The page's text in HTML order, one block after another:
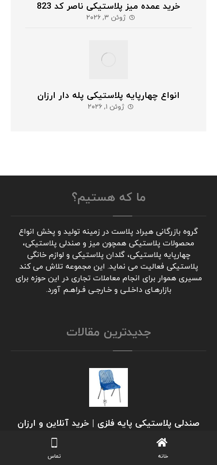
خرید عمده میز پلاستیکی ناصر کد 823
ژوئن ۳, ۲۰۲۶
انواع چهارپایه پلاستیکی پله دار ارزان
ژوئن ۱, ۲۰۲۶
ما که هستیم؟
گروه بازرگانی هیراد پلاست در زمینه تولید و پخش انواع
محصولات پلاستیکی همچون میز و صندلی پلاستیکی،
چهارپایه پلاستیکی، گلدان پلاستیکی و لوازم خانگی
پلاستیکی فعالیت می نماید. این مجموعه تلاش می کند
مسیری هموار برای انجام معاملات تجاری در این حوزه برای
بازارهـای داخـلـی و خـارجـی فـراهـم آورد.
جدیدترین مقالات
صندلی پلاستیکی پایه فلزی | خرید آنلاین و ارزان
خانه تماس